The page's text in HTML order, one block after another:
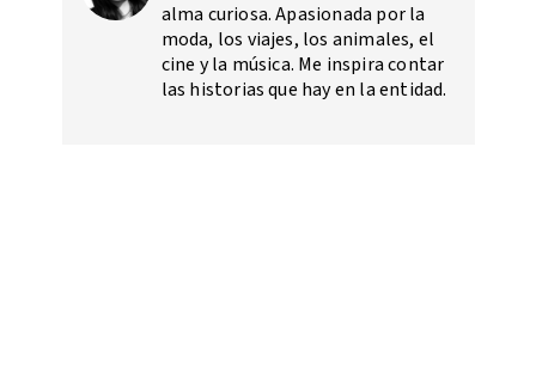
alma curiosa. Apasionada por la
moda, los viajes, los animales, el
cine y la música. Me inspira contar
las historias que hay en la entidad.